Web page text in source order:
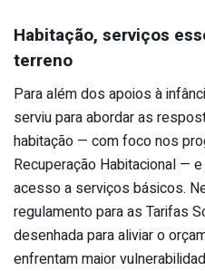
Habitação, serviços
terreno
Para além dos apoios à
serviu para abordar as
habitação — com foco nos
Recuperação Habitacional —
acesso a serviços básicos.
regulamento para as Tarifas
desenhada para aliviar o
enfrentam maior